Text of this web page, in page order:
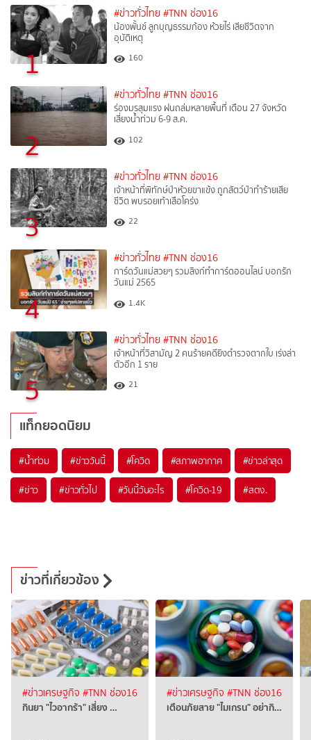
1
#ข่าวทั่วไทย #TNN ช่อง16
น้องพั้นช์ ลูกบุญธรรมก้อง ห้วยไร่ เสียชีวิตจาก
อุบัติเหตุ
160
2
#ข่าวทั่วไทย #TNN ช่อง16
ร่องมรสุมแรง ฝนถล่มหลายพื้นที่ เตือน 27 จังหวัด
เสี่ยงน้ำท่วม 6-9 ส.ค.
102
3
#ข่าวทั่วไทย #TNN ช่อง16
เจ้าหน้าที่พิทักษ์ป่าห้วยขาแข้ง ถูกสัตว์ป่าทำร้ายเสีย
ชีวิต พบรอยเท้าเสือโคร่ง
22
4
#ข่าวทั่วไทย #TNN ช่อง16
การ์ดวันแม่สวยๆ รวมลิงก์ทำการ์ดออนไลน์ บอกรัก
วันแม่ 2565
1.4K
5
#ข่าวทั่วไทย #TNN ช่อง16
เจ้าหน้าที่วิสามัญ 2 คนร้ายคดียิงตำรวจตากใบ เร่งล่า
ตัวอีก 1 ราย
21
แท็กยอดนิยม
#น้ำท่วม #ข่าววันนี้ #โควิด #สภาพอากาศ #ข่าวล่าสุด
#ข่าว #ข่าวทั่วไป #วันนี้วันอะไร #โควิด-19 #สตง.
ข่าวที่เกี่ยวข้อง
#ข่าวเศรษฐกิจ #TNN ช่อง16
กินยา "ไวอากร้า" เสี่ยง …
#ข่าวเศรษฐกิจ #TNN ช่อง16
เตือนภัยสาย "ไมเกรน" อย่ากิ…